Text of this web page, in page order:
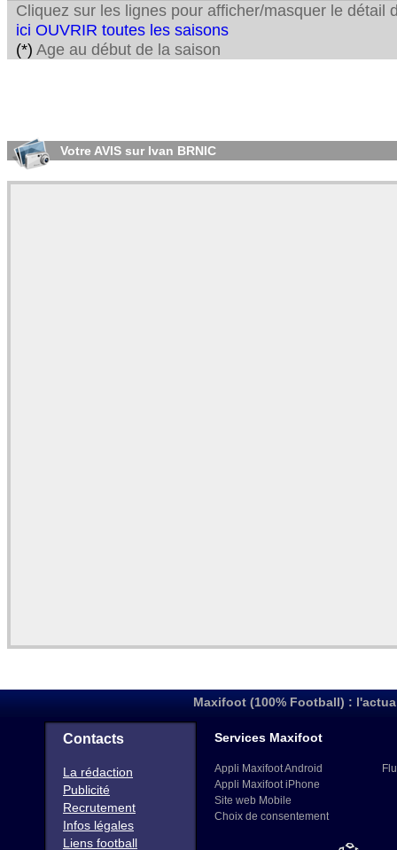
Cliquez sur les lignes pour afficher/masquer le détail
ici OUVRIR toutes les saisons
(*) Age au début de la saison
Votre AVIS sur Ivan BRNIC
Maxifoot (100% Football) :
Contacts
La rédaction
Publicité
Recrutement
Infos légales
Liens football
Services Maxifoot
Appli Maxifoot Android
Appli Maxifoot iPhone
Site web Mobile
Choix de consentement